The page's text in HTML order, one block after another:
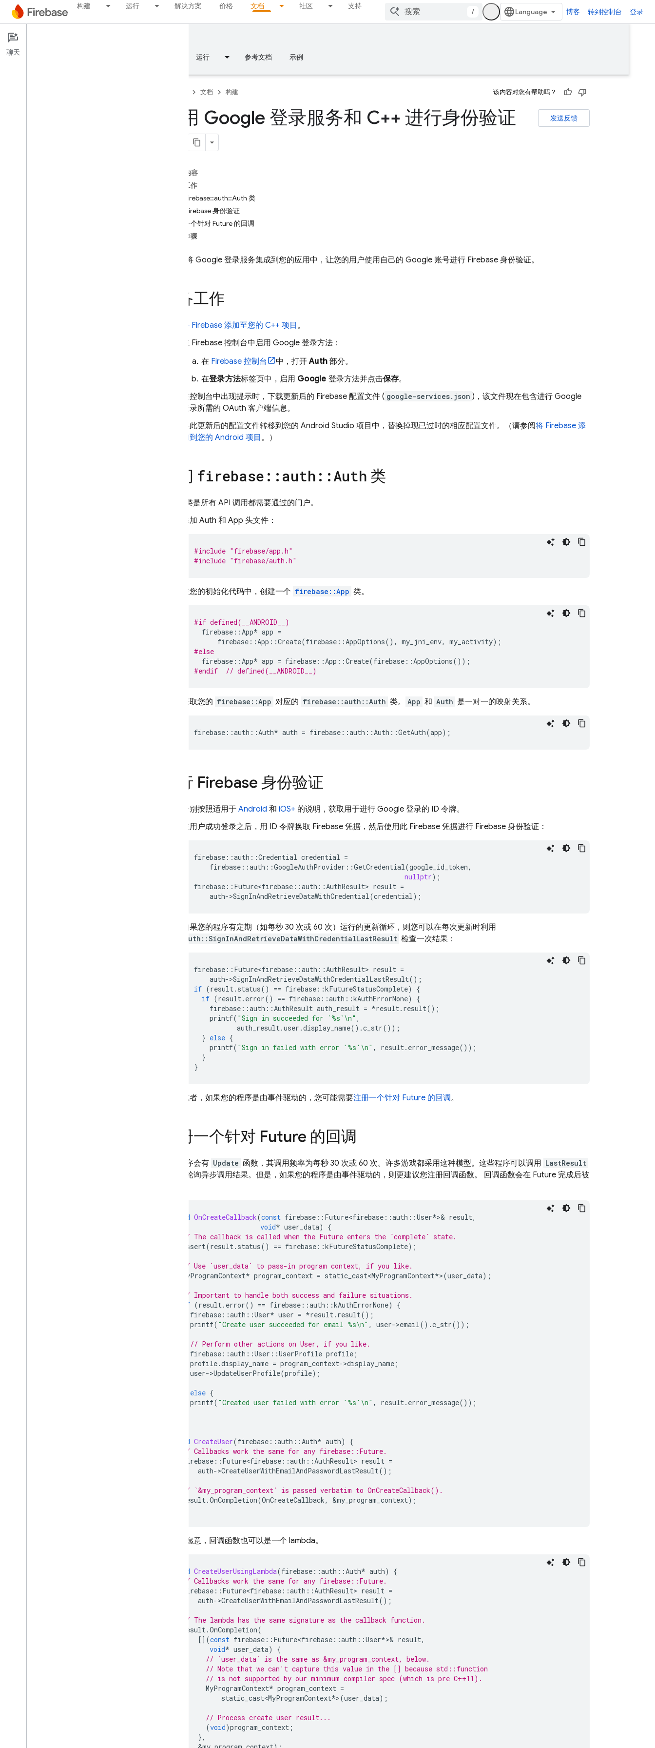
构建 运行 解决方案 价格 文档 社区 支持
/ 博客 转到控制台 登录
文档
概览 运行 参考文档 示例
文档 构建 该内容对您有帮助吗？
发送反馈
使用 Google 登录服务和 C++ 进行身份验证
本页内容
准备工作
访问 firebase::auth::Auth 类
进行 Firebase 身份验证
注册一个针对 Future 的回调
后续步骤
您可以将 Google 登录服务集成到您的应用中，让您的用户使用自己的 Google 账号进行 Firebase 身份验证。
准备工作
将 Firebase 添加至您的 C++ 项目 。
在 Firebase 控制台中启用 Google 登录方法：
在 Firebase 控制台 中，打开Auth 部分。
在登录方法标签页中，启用 Google 登录方法并点击保存。
在控制台中出现提示时，下载更新后的 Firebase 配置文件 ( google-services.json )，该文件现在包含进行 Google
登录所需的 OAuth 客户端信息。
将此更新后的配置文件转移到您的 Android Studio 项目中，替换掉现已过时的相应配置文件。
（请参阅将 Firebase 添
加到您的 Android 项目 。）
访问 firebase :: auth ::Auth 类
类是所有 API 调用都需要通过的门户。
添加 Auth 和 App 头文件：
#include "firebase/app.h"
#include "firebase/auth.h"
在您的初始化代码中，创建一个 firebase::App 类。
#if defined(__ANDROID__)
firebase ::App* app =
firebase ::App ::Create(firebase ::AppOptions(), my_jni_env, my_activity);
#else
firebase ::App* app = firebase ::App ::Create(firebase ::AppOptions());
#endif
// defined(__ANDROID__)
获取您的 firebase::App 对应的 firebase::auth::Auth 类。 App 和 Auth 是一对一的映射关系。
firebase ::auth ::Auth* auth = firebase ::auth ::Auth ::GetAuth(app);
进行 Firebase 身份验证
分别按照适用于 Android 和 iOS+ 的说明，获取用于进行 Google 登录的 ID 令牌。
在用户成功登录之后，用 ID 令牌换取 Firebase 凭据，然后使用此 Firebase 凭据进行 Firebase 身份验证：
firebase ::auth ::Credential credential =
firebase ::auth ::GoogleAuthProvider ::GetCredential(google_id_token,
nullptr);
firebase :: Future<firebase ::auth ::AuthResult> result =
auth->SignInAndRetrieveDataWithCredential(credential);
如果您的程序有定期（如每秒 30 次或 60 次）运行的更新循环，则您可以在每次更新时利用
Auth::SignInAndRetrieveDataWithCredentialLastResult 检查一次结果：
firebase :: Future<firebase ::auth ::AuthResult> result =
auth->SignInAndRetrieveDataWithCredentialLastResult();
if (result. status() == firebase ::kFutureStatusComplete)
{
if (result. error() == firebase ::auth ::kAuthErrorNone)
{
firebase ::auth ::AuthResult auth_result = *result. result();
printf( "Sign in succeeded for `%s`\n" ,
auth_result.user .display_name().c_str());
} else {
printf( "Sign in failed with error '%s' \n" , result. error_message());
}
}
或者，如果您的程序是由事件驱动的，您可能需要注册一个针对 Future 的回调。
注册一个针对 Future 的回调
某些程序会有 Update 函数，其调用频率为每秒 30 次或 60 次。许多游戏都采用这种模型。这些程序可以调用 LastResult
函数来轮询异步调用结果。但是，如果您的程序是由事件驱动的，则更建议您注册回调函数。 回调函数会在 Future 完成后被
void OnCreateCallback(const firebase :: Future<firebase ::auth ::User*>& result,
void* user_data)
{
// The callback is called when the Future enters the `complete` state.
assert(result. status() == firebase ::kFutureStatusComplete);
// Use `user_data` to pass-in program context, if you like.
MyProgramContext* program_context = static_cast<MyProgramContext*>(user_data);
// Important to handle both success and failure situations.
if (result. error() == firebase ::auth ::kAuthErrorNone)
{
firebase ::auth ::User* user = *result. result();
printf( "Create user succeeded for email %s\n" , user->email().c_str());
// Perform other actions on User, if you like.
firebase ::auth ::User ::UserProfile profile ;
profile.display_name = program_context->display_name ;
user->UpdateUserProfile(profile);
else {
printf( "Created user failed with error '%s' \n" , result. error_message());
void CreateUser(firebase ::auth ::Auth* auth)
{
// Callbacks work the same for any firebase::Future.
firebase :: Future<firebase ::auth ::AuthResult> result =
auth->CreateUserWithEmailAndPasswordLastResult();
// `&my_program_context` is passed verbatim to OnCreateCallback().
result.OnCompletion(OnCreateCallback, &my_program_context);
如果您愿意，回调函数也可以是一个 lambda。
void CreateUserUsingLambda(firebase ::auth ::Auth* auth)
{
// Callbacks work the same for any firebase::Future.
firebase :: Future<firebase ::auth ::AuthResult> result =
auth->CreateUserWithEmailAndPasswordLastResult();
// The lambda has the same signature as the callback function.
result.OnCompletion(
[](const firebase :: Future<firebase ::auth ::User*>& result,
void* user_data)
{
// `user_data` is the same as &my_program_context, below.
// Note that we can't capture this value in the [] because std::function
// is not supported by our minimum compiler spec (which is pre C++11).
MyProgramContext* program_context =
static_cast<MyProgramContext*>(user_data);
// Process create user result...
(void)program_context ;
},
聊天